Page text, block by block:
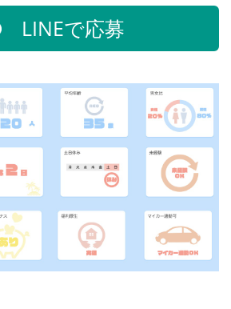
LINEで応募